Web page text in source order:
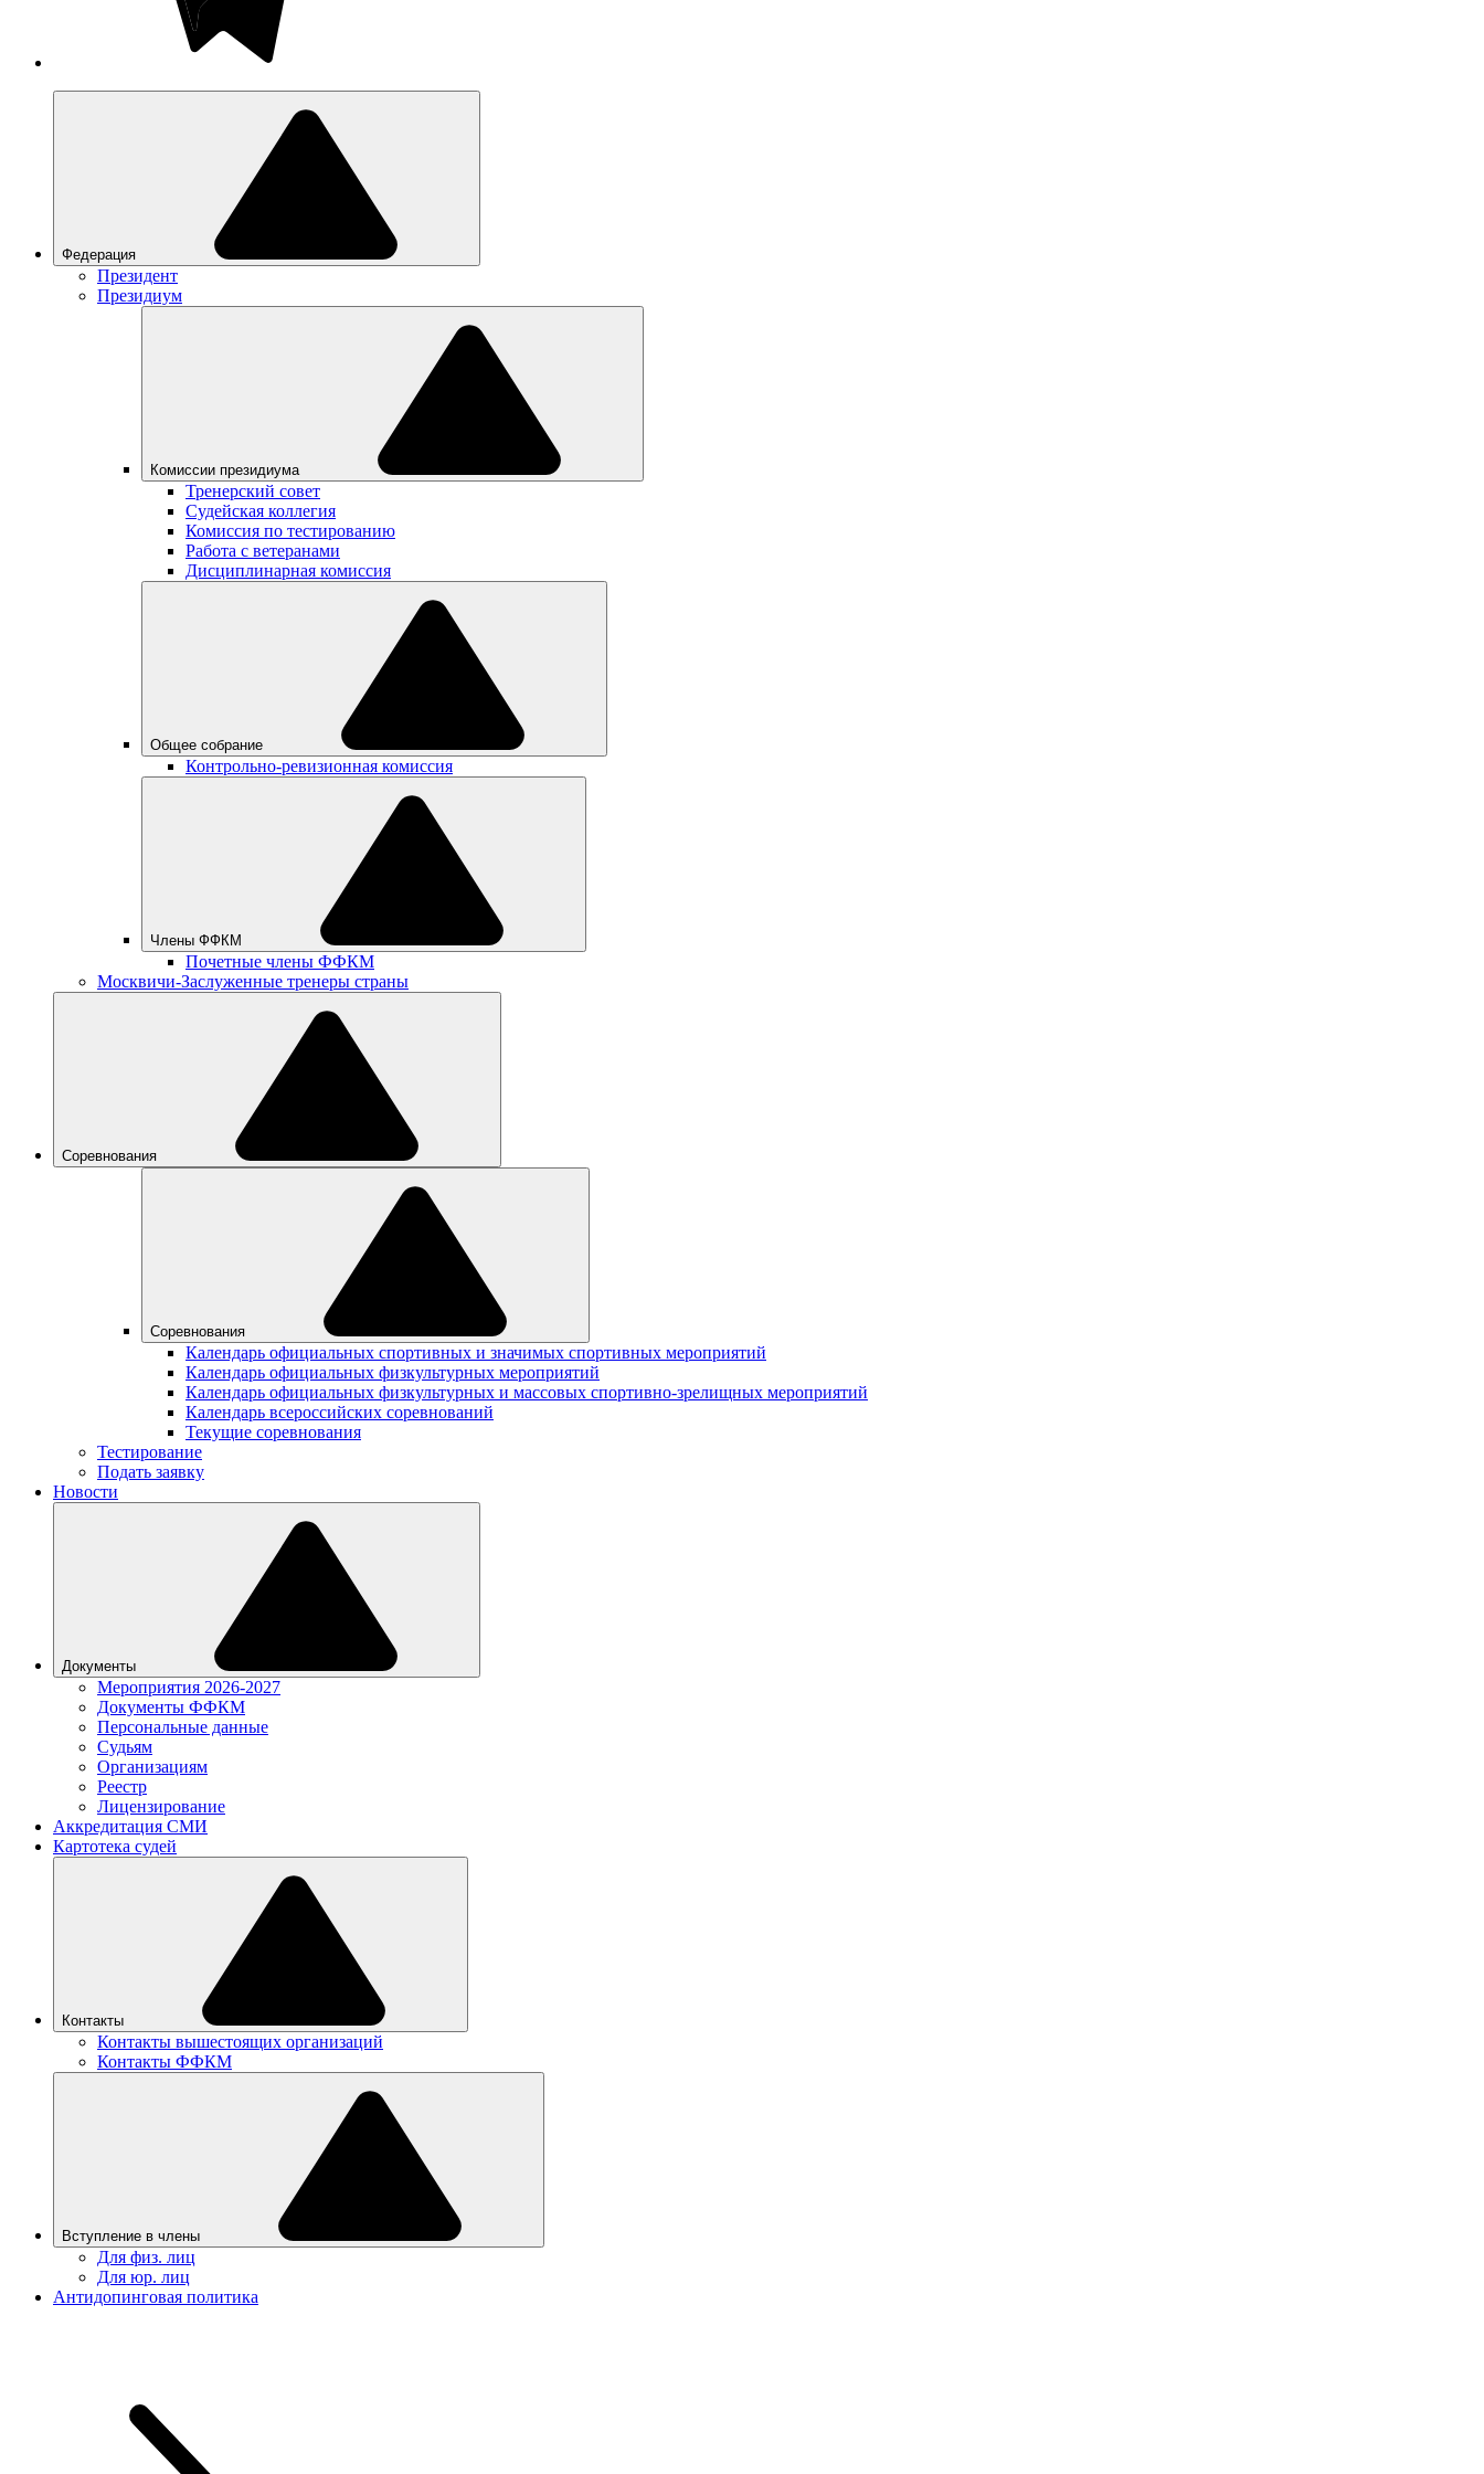
Федерация
Президент
Президиум
Комиссии президиума
Тренерский совет
Судейская коллегия
Комиссия по тестированию
Работа с ветеранами
Дисциплинарная комиссия
Общее собрание
Контрольно-ревизионная комиссия
Члены ФФКМ
Почетные члены ФФКМ
Москвичи-Заслуженные тренеры страны
Соревнования
Соревнования
Календарь официальных спортивных и значимых спортивных мероприятий
Календарь официальных физкультурных мероприятий
Календарь официальных физкультурных и массовых спортивно-зрелищных мероприятий
Календарь всероссийских соревнований
Текущие соревнования
Тестирование
Подать заявку
Новости
Документы
Мероприятия 2026-2027
Документы ФФКМ
Персональные данные
Судьям
Организациям
Реестр
Лицензирование
Аккредитация СМИ
Картотека судей
Контакты
Контакты вышестоящих организаций
Контакты ФФКМ
Вступление в члены
Для физ. лиц
Для юр. лиц
Антидопинговая политика